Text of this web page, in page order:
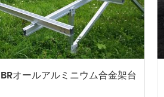
BRオールアルミニウム合金架台